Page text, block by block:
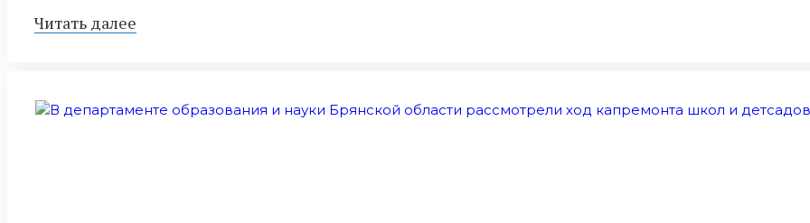
Читать далее